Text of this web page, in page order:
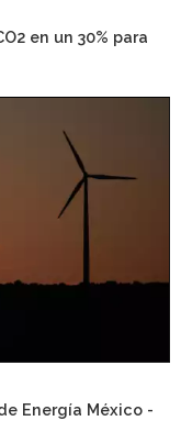
en un 30% para
Energía México -